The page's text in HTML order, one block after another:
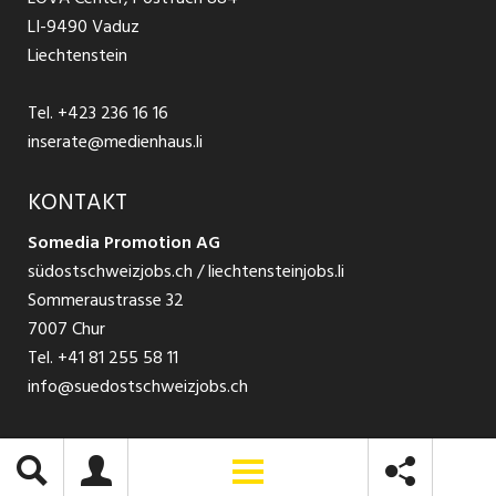
was zu
Erschöpfung
und
Konflikten
führen kann.
von
Menghini
Sutter
Wyss
Jobs in der Südostschweiz
Temporär Jobs
Teilzeit Jobs
Praktikum
Datenschutzbestimmungen
Nutzungsbedingungen
Impressum
LI-9490 Vaduz
Liechtenstein
Tel. +423 236 16 16
inserate@medienhaus.li
KONTAKT
Somedia Promotion AG
südostschweizjobs.ch / liechtensteinjobs.li
Sommeraustrasse 32
7007 Chur
Tel. +41 81 255 58 11
info@suedostschweizjobs.ch